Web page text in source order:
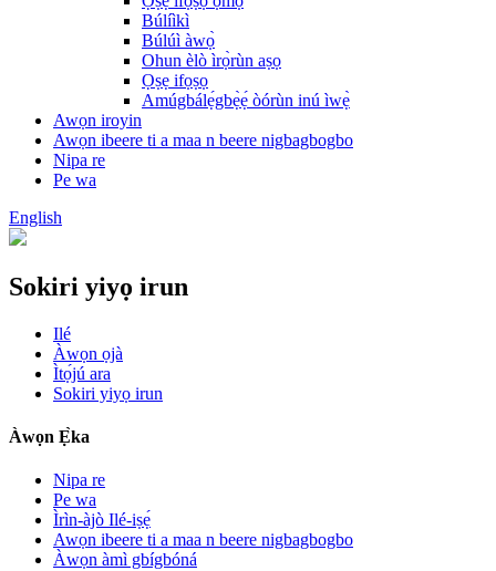
Búlíìkì
Búlúì àwọ̀
Ohun èlò ìrọ̀rùn aṣọ
Ọṣẹ ifọṣọ
Amúgbálẹ́gbẹ̀ẹ́ òórùn inú ìwẹ̀
Awọn iroyin
Awọn ibeere ti a maa n beere nigbagbogbo
Nipa re
Pe wa
English
Sokiri yiyọ irun
Ilé
Àwọn ọjà
Ìtọ́jú ara
Sokiri yiyọ irun
Àwọn Ẹ̀ka
Nipa re
Pe wa
Ìrìn-àjò Ilé-iṣẹ́
Awọn ibeere ti a maa n beere nigbagbogbo
Àwọn àmì gbígbóná